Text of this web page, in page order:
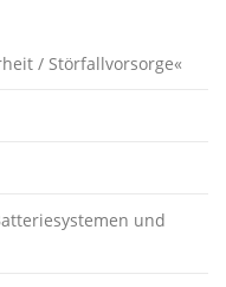
/ Störfallvorsorge«
und